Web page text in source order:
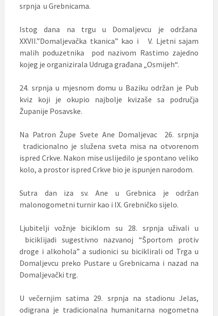
srpnja u Grebnicama.
Istog dana na trgu u Domaljevcu je održana
XXVII.”Domaljevačka tkanica” kao i V. Ljetni sajam
malih poduzetnika pod nazivom Rastimo zajedno
kojeg je organizirala Udruga građana „Osmijeh“.
24. srpnja u mjesnom domu u Baziku održan je Pub
kviz koji je okupio najbolje kvizaše sa područja
Županije Posavske.
Na Patron Župe Svete Ane Domaljevac 26. srpnja
tradicionalno je služena sveta misa na otvorenom
ispred Crkve. Nakon mise uslijedilo je spontano veliko
kolo, a prostor ispred Crkve bio je ispunjen narodom.
Sutra dan iza sv. Ane u Grebnica je održan
malonogometni turnir kao i IX. Grebničko sijelo.
Ljubitelji vožnje biciklom su 28. srpnja uživali u
biciklijadi sugestivno nazvanoj “Športom protiv
droge i alkohola” a sudionici su biciklirali od Trga u
Domaljevcu preko Pustare u Grebnicama i nazad na
Domaljevački trg.
U večernjim satima 29. srpnja na stadionu Jelas,
odigrana je tradicionalna humanitarna nogometna